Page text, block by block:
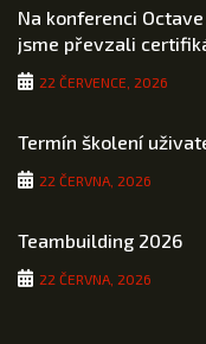
Na konferenci
jsme převzali
22 ČERVENCE, 2026
Termín školení
22 ČERVNA, 2026
Teambuilding 2026
22 ČERVNA, 2026